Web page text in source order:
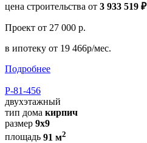
цена строительства от 3 933 519 ₽
Проект от 27 000 р.
в ипотеку от 19 466р/мес.
Подробнее
Р-81-456
двухэтажный
тип дома кирпич
размер 9х9
площадь 91 м2